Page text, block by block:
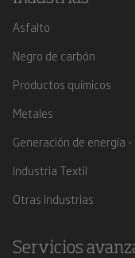
Asfalto
Negro de carbón
Productos químicos
Metales
Generación de energía
Industria Textil
Otras industrias
Servicios